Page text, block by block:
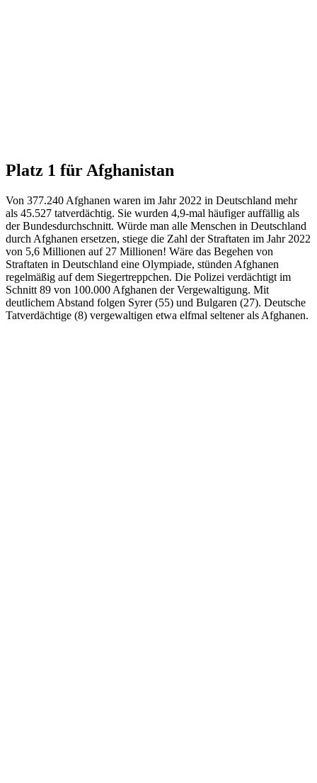
Platz 1 für Afghanistan
Von 377.240 Afghanen waren im Jahr 2022 in Deutschland mehr
als 45.527 tatverdächtig. Sie wurden 4,9-mal häufiger auffällig als
der Bundesdurchschnitt. Würde man alle Menschen in Deutschland
durch Afghanen ersetzen, stiege die Zahl der Straftaten im Jahr 2022
von 5,6 Millionen auf 27 Millionen! Wäre das Begehen von
Straftaten in Deutschland eine Olympiade, stünden Afghanen
regelmäßig auf dem Siegertreppchen. Die Polizei verdächtigt im
Schnitt 89 von 100.000 Afghanen der Vergewaltigung. Mit
deutlichem Abstand folgen Syrer (55) und Bulgaren (27). Deutsche
Tatverdächtige (8) vergewaltigen etwa elfmal seltener als Afghanen.